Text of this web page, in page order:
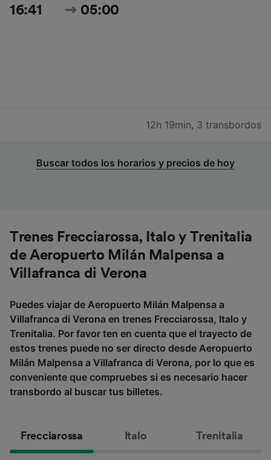
16:41 05:00
12h 19min, 3 transbordos
Buscar todos los horarios y precios de hoy
Trenes Frecciarossa, Italo y Trenitalia
de Aeropuerto Milán Malpensa a
Villafranca di Verona
Puedes viajar de Aeropuerto Milán Malpensa a
Villafranca di Verona en trenes Frecciarossa, Italo y
Trenitalia. Por favor ten en cuenta que el trayecto de
estos trenes puede no ser directo desde Aeropuerto
Milán Malpensa a Villafranca di Verona, por lo que es
conveniente que compruebes si es necesario hacer
transbordo al buscar tus billetes.
Frecciarossa Italo Trenitalia